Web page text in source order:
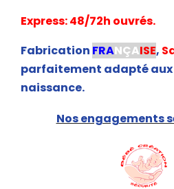
Express: 48/72h ouvrés.
Fabrication FRANÇAISE,
parfaitement adapté aux
naissance.
Nos engagements